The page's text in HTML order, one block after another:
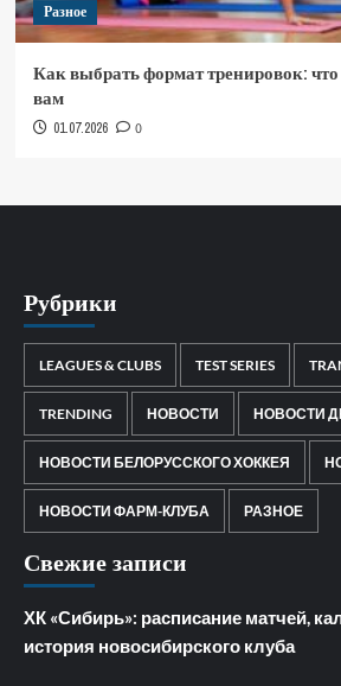
Разное
Как выбрать формат тренировок:
вам
01.07.2026 0
Рубрики
LEAGUES & CLUBS TEST SERIES
TRENDING НОВОСТИ НОВОСТИ
НОВОСТИ БЕЛОРУССКОГО ХОККЕЯ
НОВОСТИ ФАРМ-КЛУБА РАЗНОЕ
Свежие записи
ХК «Сибирь»: расписание матчей,
история новосибирского клуба